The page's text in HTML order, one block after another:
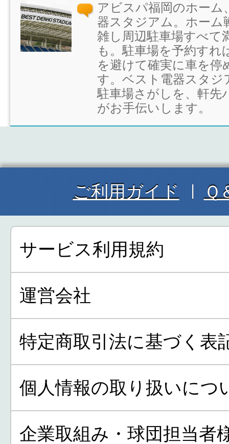
アビスパ福岡のホーム
器スタジアム。ホーム
雑し周辺駐車場すべて
も。駐車場を予約すれ
を避けて確実に車を停
す。ベスト電器スタジ
駐車場さがしを、軒先
がお手伝いします。
ご利用ガイド Ｑ
サービス利用規約
運営会社
特定商取引法に基づく表
個人情報の取り扱いにつ
企業取組み・球団担当者